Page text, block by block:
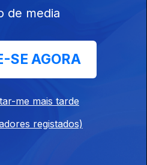
Portuguesa
álbum de Fado.
Portuguesa
feminino.
de media
SE AGORA
me mais tarde
registados)